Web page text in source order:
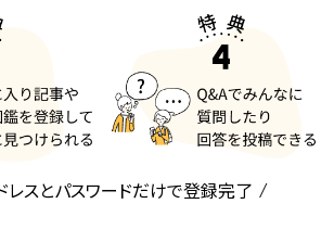
レスとパスワードだけで登録完了